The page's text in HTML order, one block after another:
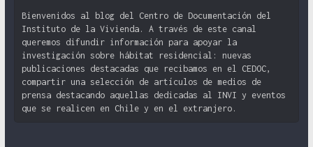
Bienvenidos al blog del Centro de Documentación del
Instituto de la Vivienda. A través de este canal
queremos difundir información para apoyar la
investigación sobre hábitat residencial: nuevas
publicaciones destacadas que recibamos en el CEDOC,
compartir una selección de artículos de medios de
prensa destacando aquellas dedicadas al INVI y eventos
que se realicen en Chile y en el extranjero.